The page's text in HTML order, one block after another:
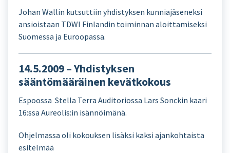
Johan Wallin kutsuttiin yhdistyksen kunniajäseneksi
ansioistaan TDWI Finlandin toiminnan aloittamiseksi
Suomessa ja Euroopassa.
14.5.2009 – Yhdistyksen
sääntömääräinen kevätkokous
Espoossa Stella Terra Auditoriossa Lars Sonckin kaari
16:ssa Aureolis:in isännöimänä.
Ohjelmassa oli kokouksen lisäksi kaksi ajankohtaista
esitelmää